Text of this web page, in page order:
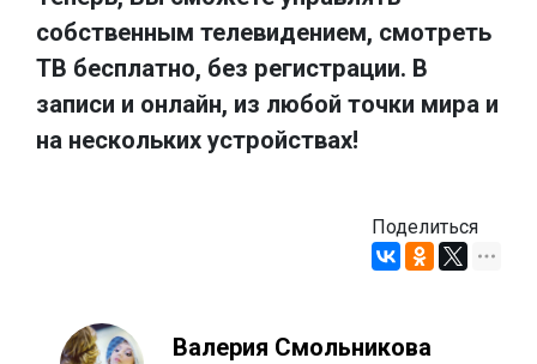
собственным телевидением, смотреть
ТВ бесплатно, без регистрации. В
записи и онлайн, из любой точки мира и
на нескольких устройствах!
Поделиться
Валерия Смольникова